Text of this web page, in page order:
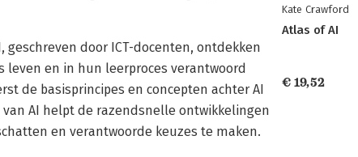
door ICT-docenten, ontdekken
en in hun leerproces verantwoord
de basisprincipes en concepten achter AI
AI helpt de razendsnelle ontwikkelingen
en verantwoorde keuzes te maken.
Kate Crawford
Atlas of AI
€ 19,52